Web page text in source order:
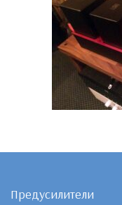
Предусилители